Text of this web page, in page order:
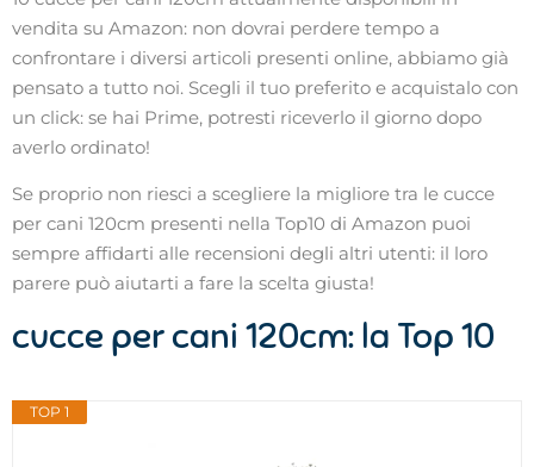
vendita su Amazon: non dovrai perdere tempo a
confrontare i diversi articoli presenti online, abbiamo già
pensato a tutto noi. Scegli il tuo preferito e acquistalo con
un click: se hai Prime, potresti riceverlo il giorno dopo
averlo ordinato!
Se proprio non riesci a scegliere la migliore tra le cucce
per cani 120cm presenti nella Top10 di Amazon puoi
sempre affidarti alle recensioni degli altri utenti: il loro
parere può aiutarti a fare la scelta giusta!
cucce per cani 120cm: la Top 10
TOP 1